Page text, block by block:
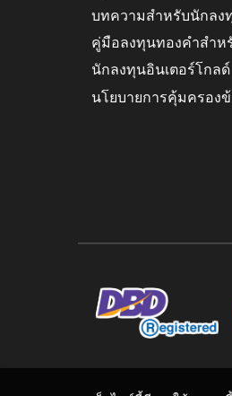
บทความสำหรับนักลง
คู่มือลงทุนทองคำสำห
นักลงทุนอินเตอร์โกลด์
นโยบายการคุ้มครอง